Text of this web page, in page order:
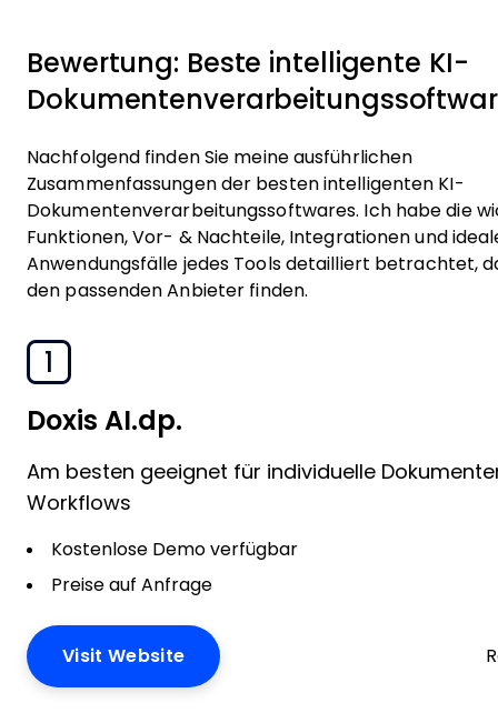
Bewertung: Beste intelligente KI-
Nachfolgend finden Sie meine ausführlichen
Zusammenfassungen der besten intelligenten KI-
Dokumentenverarbeitungssoftwares. Ich habe die
Funktionen, Vor- & Nachteile, Integrationen und
Anwendungsfälle jedes Tools detailliert betrachtet,
den passenden Anbieter finden.
1
Doxis AI.dp.
Am besten geeignet für individuelle
Workflows
Kostenlose Demo verfügbar
Preise auf Anfrage
Visit Website